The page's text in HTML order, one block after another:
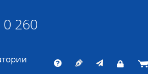
260